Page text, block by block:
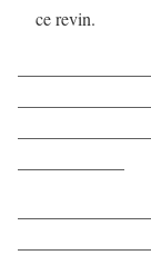
ce revin.